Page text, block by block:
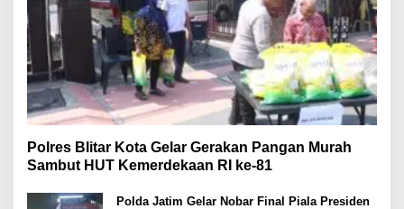
Polres Blitar Kota Gelar Gerakan Pangan Murah
Sambut HUT Kemerdekaan RI ke-81
Polda Jatim Gelar Nobar Final Piala Presiden